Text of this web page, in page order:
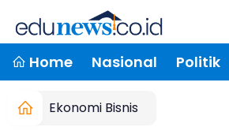
Home Nasional Politik
Ekonomi Bisnis